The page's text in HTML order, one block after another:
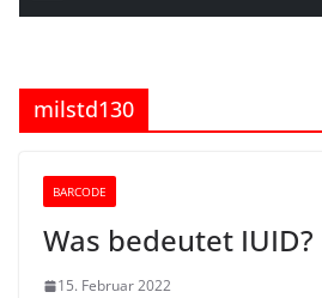
milstd130
BARCODE
Was bedeutet IUID?
15. Februar 2022